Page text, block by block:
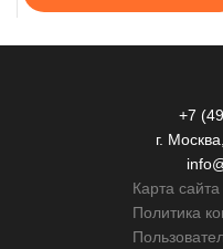
+7
г.
Карта сайта
Политика